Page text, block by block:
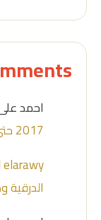
احمد
2017 حتى اليوم مع الدكتور احمد الشاعر